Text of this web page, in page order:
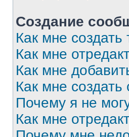
Создание
Как мне
Как мне
Как мне
Как мне создать
Почему я не
Как мне